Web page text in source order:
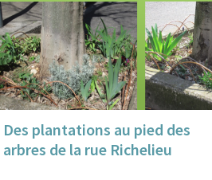
Des plantations au pied des
arbres de la rue Richelieu